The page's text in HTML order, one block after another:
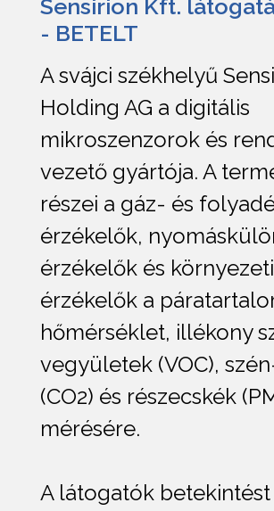
Sensirion Kft.
- BETELT
A svájci székhelyű
Holding AG a digitális
mikroszenzorok és
vezető gyártója. A
részei a gáz- és
érzékelők,
érzékelők és környezeti
érzékelők a
hőmérséklet, illékony
vegyületek (VOC),
(CO2) és részecskék
mérésére.
A látogatók betekintést